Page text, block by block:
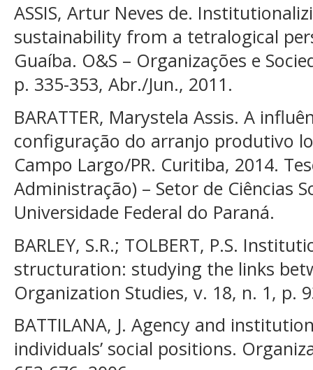
ASSIS, Artur Neves de.
sustainability from a tetralogical
Guaíba. O&S – Organizações e
p. 335-353, Abr./Jun., 2011.
BARATTER, Marystela Assis. A
configuração do arranjo produtivo
Campo Largo/PR. Curitiba, 2014.
Administração) – Setor de Ciências
Universidade Federal do Paraná.
BARLEY, S.R.; TOLBERT, P.S.
structuration: studying the links
Organization Studies, v. 18, n. 1, p.
BATTILANA, J. Agency and
individuals’ social positions.